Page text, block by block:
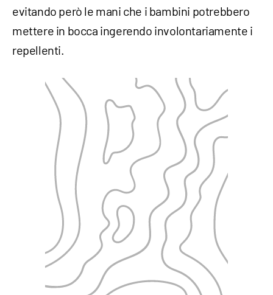
evitando però le mani che i bambini potrebbero
mettere in bocca ingerendo involontariamente i
repellenti.